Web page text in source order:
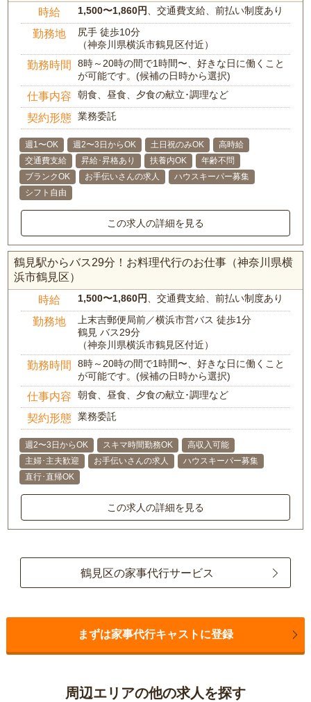
時給 1,500〜1,860円 、交通費支給、前払い制度あり
勤務地
尻手 徒歩10分
（神奈川県横浜市鶴見区付近）
勤務時間
8時～20時の間で1時間〜、好きな日に働くこと
が可能です。(候補の日時から選択)
仕事内容 朝食、昼食、夕食の献立･調理など
契約形態 業務委託
週1〜OK 週2〜3日からOK 土日祝のみOK
高時給
交通費支給
昇給･昇格あり 扶養内OK
年齢不問
ブランクOK
お手伝いさんの求人
ハウスキーパー募集
シフト自由
この求人の詳細を見る
鶴見駅からバス29分！お料理代行のお仕事（神奈川県横
浜市鶴見区）
時給 1,500〜1,860円 、交通費支給、前払い制度あり
勤務地
上末吉郵便局前／横浜市営バス 徒歩1分
鶴見 バス29分
（神奈川県横浜市鶴見区付近）
勤務時間
8時～20時の間で1時間〜、好きな日に働くこと
が可能です。(候補の日時から選択)
仕事内容 朝食、昼食、夕食の献立･調理など
契約形態 業務委託
週2〜3日からOK スキマ時間勤務OK
高収入可能
主婦･主夫歓迎
お手伝いさんの求人
ハウスキーパー募集
直行･直帰OK
この求人の詳細を見る
鶴見区の家事代行サービス
まずは家事代行キャストに登録
周辺エリアの他の求人を探す